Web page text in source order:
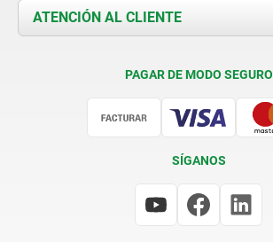
Contacto
Documents
ATENCIÓN AL CLIENTE
PAGAR DE MODO SEGURO
SÍGANOS